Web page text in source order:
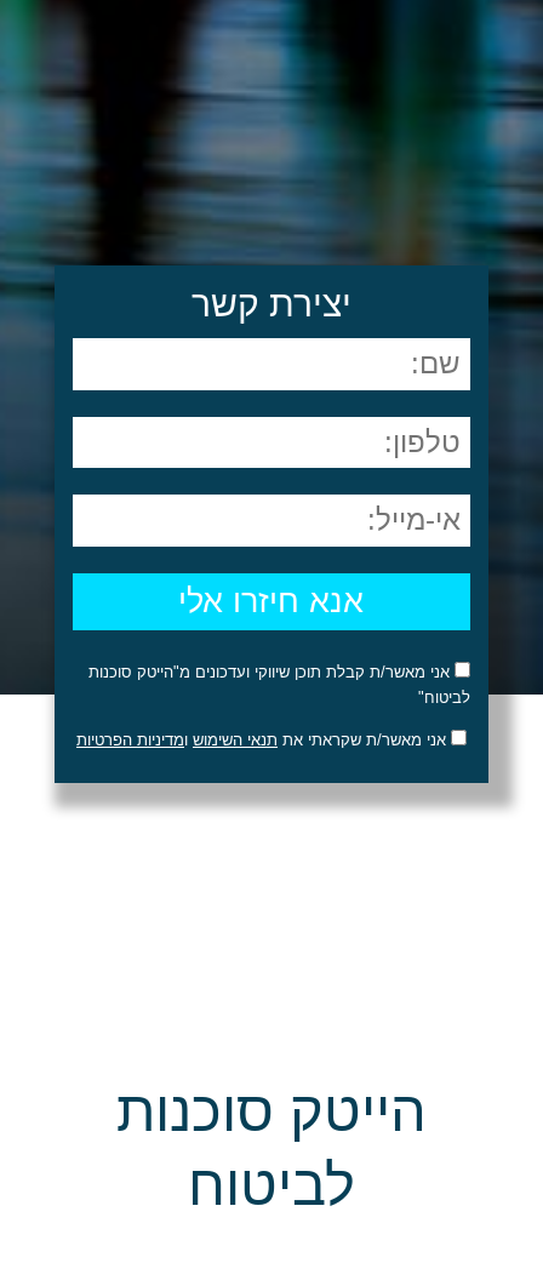
יצירת קשר
אני מאשר/ת קבלת תוכן שיווקי ועדכונים מ"הייטק סוכנות
לביטוח"
אני מאשר/ת שקראתי את תנאי השימוש ומדיניות הפרטיות
הייטק סוכנות
לביטוח